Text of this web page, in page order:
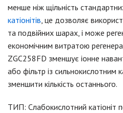
менше ніж щільність
катіонітів , це дозволяє
та подвійних шарах, і може
економічним витратою
ZGC258FD зменшує іонне
або фільтр із сильнокислотним
зменшити кількість останнього.
ТИП: Слабокислотний катіоніт